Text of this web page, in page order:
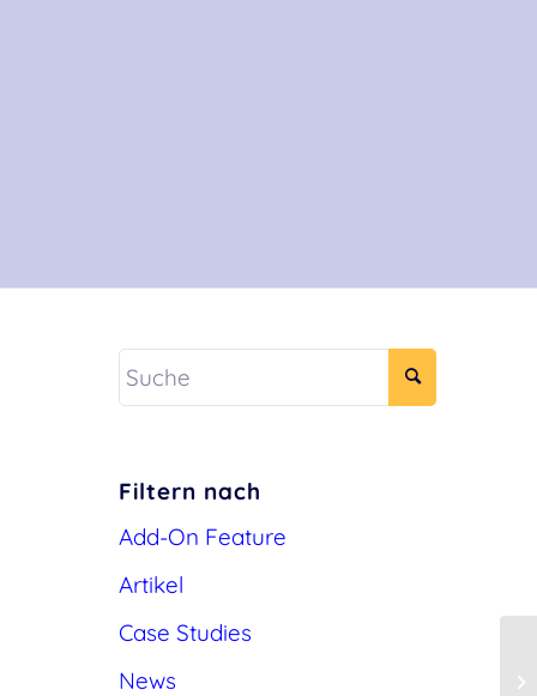
Filtern nach
Add-On Feature
Artikel
Case Studies
News